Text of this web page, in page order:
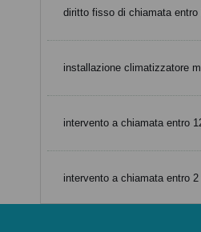
diritto fisso di chiamata entro
installazione climatizzatore
intervento a chiamata entro
intervento a chiamata entro